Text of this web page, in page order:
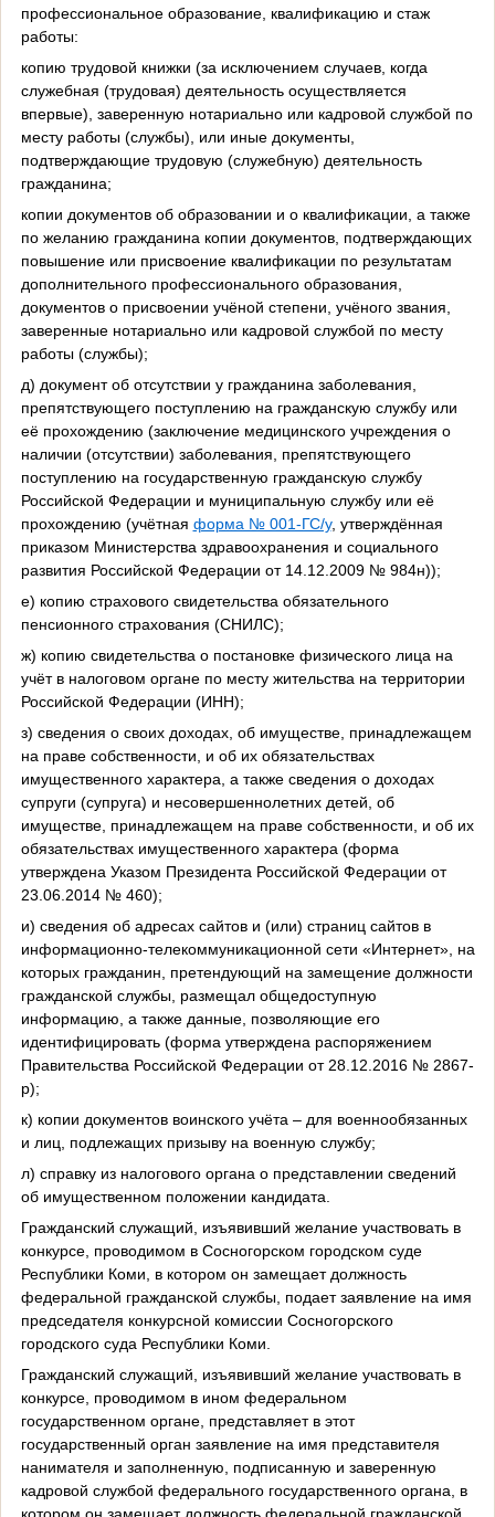
профессиональное образование, квалификацию и стаж
работы:
копию трудовой книжки (за исключением случаев, когда
служебная (трудовая) деятельность осуществляется
впервые), заверенную нотариально или кадровой службой по
месту работы (службы), или иные документы,
подтверждающие трудовую (служебную) деятельность
гражданина;
копии документов об образовании и о квалификации, а также
по желанию гражданина копии документов, подтверждающих
повышение или присвоение квалификации по результатам
дополнительного профессионального образования,
документов о присвоении учёной степени, учёного звания,
заверенные нотариально или кадровой службой по месту
работы (службы);
д) документ об отсутствии у гражданина заболевания,
препятствующего поступлению на гражданскую службу или
её прохождению (заключение медицинского учреждения о
наличии (отсутствии) заболевания, препятствующего
поступлению на государственную гражданскую службу
Российской Федерации и муниципальную службу или её
прохождению (учётная форма № 001-ГС/у, утверждённая
приказом Министерства здравоохранения и социального
развития Российской Федерации от 14.12.2009 № 984н));
е) копию страхового свидетельства обязательного
пенсионного страхования (СНИЛС);
ж) копию свидетельства о постановке физического лица на
учёт в налоговом органе по месту жительства на территории
Российской Федерации (ИНН);
з) сведения о своих доходах, об имуществе, принадлежащем
на праве собственности, и об их обязательствах
имущественного характера, а также сведения о доходах
супруги (супруга) и несовершеннолетних детей, об
имуществе, принадлежащем на праве собственности, и об их
обязательствах имущественного характера (форма
утверждена Указом Президента Российской Федерации от
23.06.2014 № 460);
и) сведения об адресах сайтов и (или) страниц сайтов в
информационно-телекоммуникационной сети «Интернет», на
которых гражданин, претендующий на замещение должности
гражданской службы, размещал общедоступную
информацию, а также данные, позволяющие его
идентифицировать (форма утверждена распоряжением
Правительства Российской Федерации от 28.12.2016 № 2867-
р);
к) копии документов воинского учёта – для военнообязанных
и лиц, подлежащих призыву на военную службу;
л) справку из налогового органа о представлении сведений
об имущественном положении кандидата.
Гражданский служащий, изъявивший желание участвовать в
конкурсе, проводимом в Сосногорском городском суде
Республики Коми, в котором он замещает должность
федеральной гражданской службы, подает заявление на имя
председателя конкурсной комиссии Сосногорского
городского суда Республики Коми.
Гражданский служащий, изъявивший желание участвовать в
конкурсе, проводимом в ином федеральном
государственном органе, представляет в этот
государственный орган заявление на имя представителя
нанимателя и заполненную, подписанную и заверенную
кадровой службой федерального государственного органа, в
котором он замещает должность федеральной гражданской